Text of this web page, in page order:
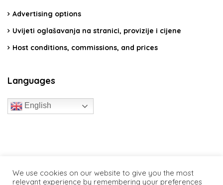
Advertising options
Uvijeti oglašavanja na stranici, provizije i cijene
Host conditions, commissions, and prices
Languages
English
We use cookies on our website to give you the most
relevant experience by remembering your preferences